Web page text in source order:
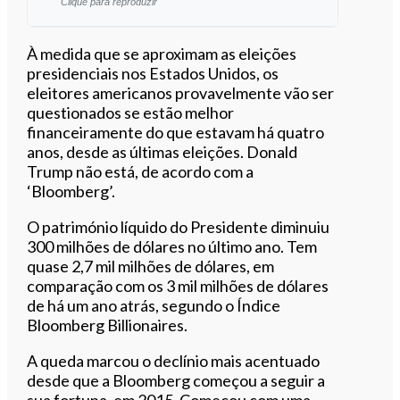
Ouvir este artigo
À medida que se aproximam as eleições
presidenciais nos Estados Unidos, os
eleitores americanos provavelmente vão ser
questionados se estão melhor
financeiramente do que estavam há quatro
anos, desde as últimas eleições. Donald
Trump não está, de acordo com a
‘Bloomberg’.
O património líquido do Presidente diminuiu
300 milhões de dólares no último ano. Tem
quase 2,7 mil milhões de dólares, em
comparação com os 3 mil milhões de dólares
de há um ano atrás, segundo o Índice
Bloomberg Billionaires.
A queda marcou o declínio mais acentuado
desde que a Bloomberg começou a seguir a